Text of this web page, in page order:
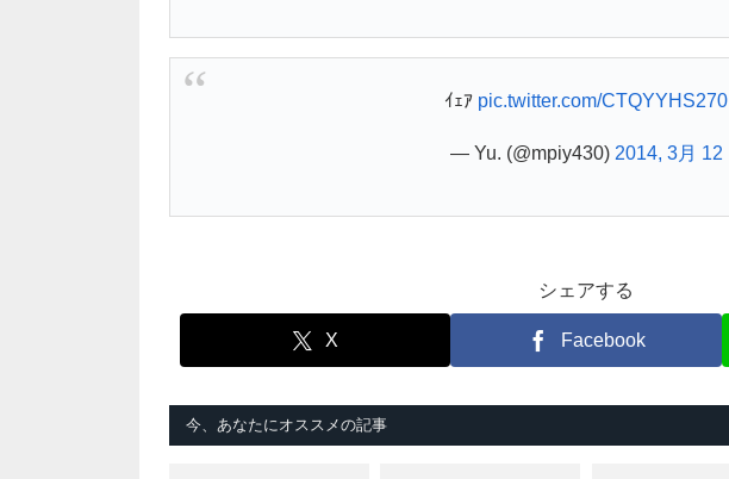
ｲｪｱ pic.twitter.com/CTQYYHS270
— Yu. (@mpiy430) 2014, 3月 12
シェアする
X Facebook
今、あなたにオススメの記事